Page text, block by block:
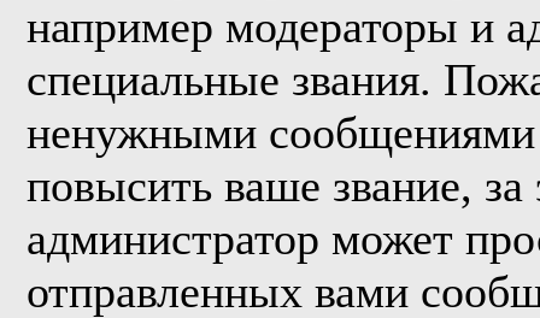
например модераторы и
специальные звания.
ненужными сообщениями
повысить ваше звание, за
администратор может
отправленных вами